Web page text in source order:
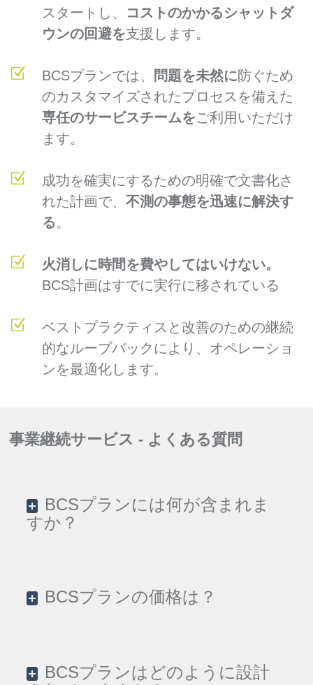
スタートし、
コストのかかるシャットダ
ウンの回避を支援します。
BCSプランでは、 問題を未然に防ぐため
のカスタマイズされたプロセスを備えた
専任のサービスチームをご利用いただけ
ます。
成功を確実にするための明確で文書化さ
れた計画で、不測の事態を迅速に解決す
る。
火消しに時間を費やしてはいけない。
BCS計画はすでに実行に移されている
ベストプラクティスと改善のための継続
的なループバックにより、オペレーショ
ンを最適化します。
事業継続サービス - よくある質問
BCSプランには何が含まれま
すか？
BCSプランの価格は？
BCSプランはどのように設計